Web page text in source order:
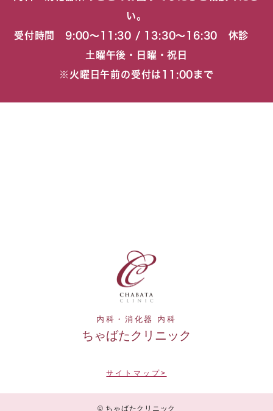
い。
受付時間 9:00〜11:30 / 13:30〜16:30 休診
土曜午後・日曜・祝日
※火曜日午前の受付は11:00まで
内科・消化器 内科
ちゃばたクリニック
サイトマップ>
© ちゃばたクリニック